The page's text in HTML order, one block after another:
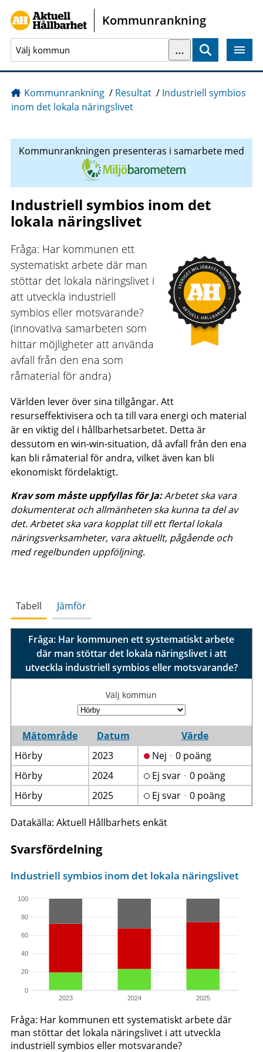
Gå direkt till sidans innehåll
Kommunrankning
…
Kommunrankning / Resultat / Industriell symbios
inom det lokala näringslivet
Kommunrankningen presenteras i samarbete med
Industriell symbios inom det
lokala näringslivet
Fråga: Har kommunen ett
systematiskt arbete där man
stöttar det lokala näringslivet i
att utveckla industriell
symbios eller motsvarande?
(innovativa samarbeten som
hittar möjligheter att använda
avfall från den ena som
råmaterial för andra)
Världen lever över sina tillgångar. Att
resurseffektivisera och ta till vara energi och material
är en viktig del i hållbarhetsarbetet. Detta är
dessutom en win-win-situation, då avfall från den ena
kan bli råmaterial för andra, vilket även kan bli
ekonomiskt fördelaktigt.
Krav som måste uppfyllas för Ja:Arbetet ska vara
dokumenterat och allmänheten ska kunna ta del av
det. Arbetet ska vara kopplat till ett flertal lokala
näringsverksamheter, vara aktuellt, pågående och
med regelbunden uppföljning.
Tabell Jämför
Fråga: Har kommunen ett systematiskt arbete
där man stöttar det lokala näringslivet i att
utveckla industriell symbios eller motsvarande?
Välj kommun
Mätområde Datum
Värde
Hörby
2023
Nejᆞ0 poäng
Hörby
2024
Ej svarᆞ0 poäng
Hörby
2025 Ej svarᆞ0 poäng
Datakälla: Aktuell Hållbarhets enkät
Svarsfördelning
2023 2024 2025
0
20
40
60
80
100
Industriell symbios inom det lokala näringslivet
Fråga: Har kommunen ett systematiskt arbete där
man stöttar det lokala näringslivet i att utveckla
industriell symbios eller motsvarande?